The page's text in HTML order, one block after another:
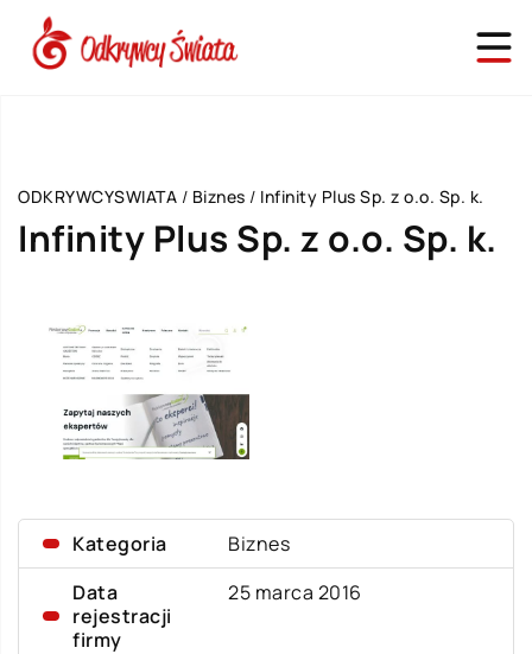
ODKRYWCYSWIATA / Biznes / Infinity Plus Sp. z o.o. Sp. k.
Infinity Plus Sp. z o.o. Sp. k.
Kategoria
Biznes
Data
rejestracji
firmy
25 marca 2016